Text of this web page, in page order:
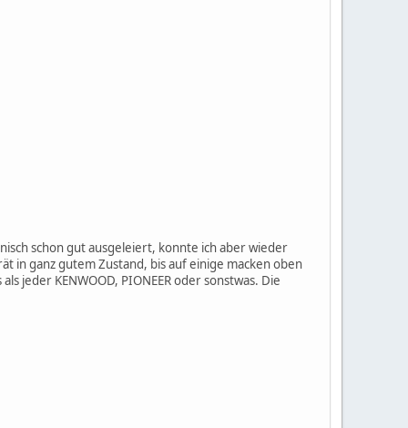
schon gut ausgeleiert, konnte ich aber wieder
in ganz gutem Zustand, bis auf einige macken oben
jeder KENWOOD, PIONEER oder sonstwas. Die